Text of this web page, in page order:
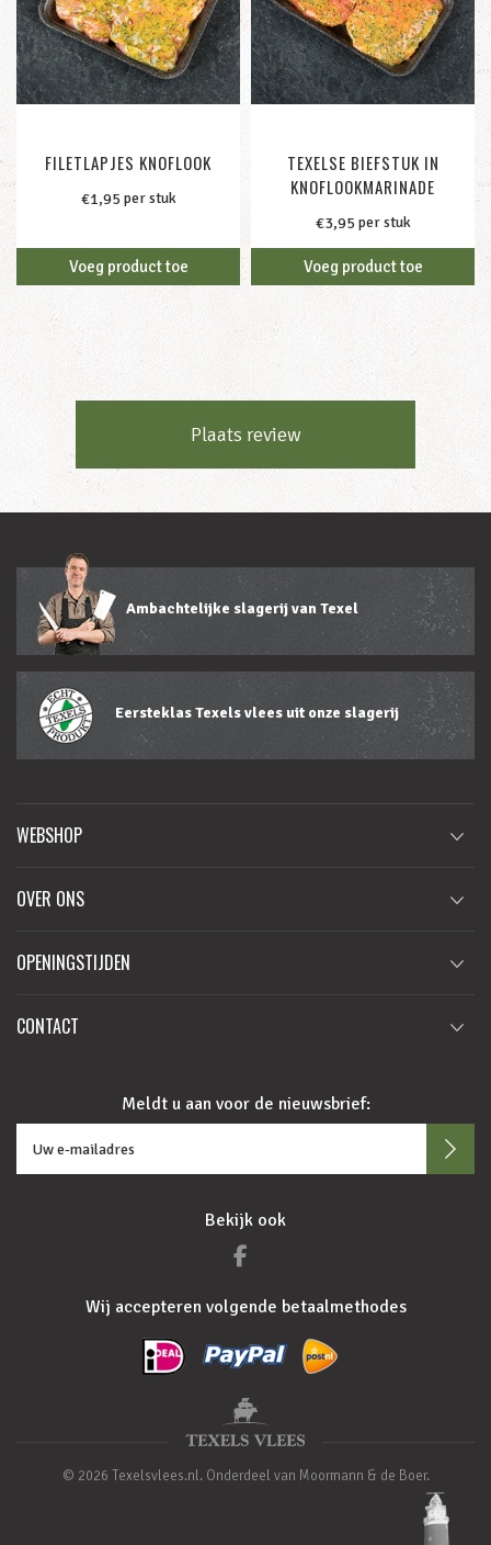
FILETLAPJES KNOFLOOK
€1,95 per stuk
Voeg product toe
TEXELSE BIEFSTUK IN
KNOFLOOKMARINADE
€3,95 per stuk
Voeg product toe
Plaats review
Ambachtelijke slagerij van Texel
Eersteklas Texels vlees uit onze slagerij
WEBSHOP
OVER ONS
OPENINGSTIJDEN
CONTACT
Meldt u aan voor de nieuwsbrief:
Bekijk ook
Wij accepteren volgende betaalmethodes
© 2026 Texelsvlees.nl. Onderdeel van Moormann & de Boer.